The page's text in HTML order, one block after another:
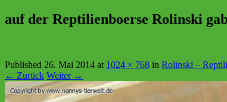
auf der Reptilienboerse Rolinski
Published 26. Mai 2014 at 1024 × 768 in Rolinski –
← Zurück Weiter →